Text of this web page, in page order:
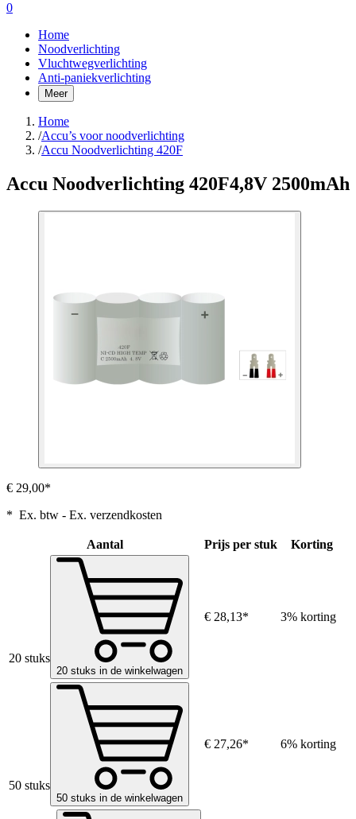
0
Home
Noodverlichting
Vluchtwegverlichting
Anti-paniekverlichting
Meer
Home
/Accu’s voor noodverlichting
/Accu Noodverlichting 420F
Accu Noodverlichting 420F4,8V 2500mAh
€ 29,00*
* Ex. btw - Ex. verzendkosten
Aantal Prijs per stuk Korting
20 stuks
20 stuks in de winkelwagen
€ 28,13* 3% korting
50 stuks
50 stuks in de winkelwagen
€ 27,26* 6% korting